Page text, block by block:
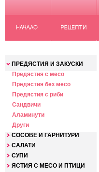
ПРЕДЯСТИЯ И ЗАКУСКИ
Предястия с месо
Предястия без месо
Предястия с риби
Сандвичи
Аламинути
Други
СОСОВЕ И ГАРНИТУРИ
САЛАТИ
СУПИ
ЯСТИЯ С МЕСО И ПТИЦИ